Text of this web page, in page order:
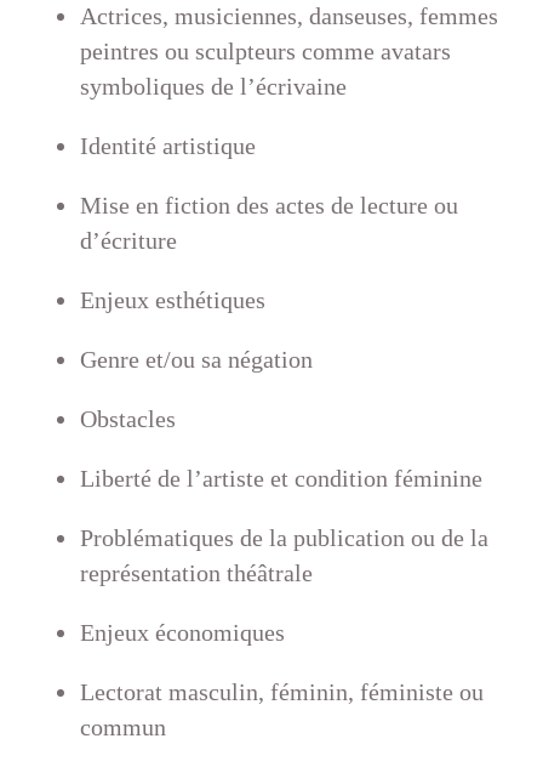
Actrices, musiciennes, danseuses, femmes
peintres ou sculpteurs comme avatars
symboliques de l’écrivaine
Identité artistique
Mise en fiction des actes de lecture ou
d’écriture
Enjeux esthétiques
Genre et/ou sa négation
Obstacles
Liberté de l’artiste et condition féminine
Problématiques de la publication ou de la
représentation théâtrale
Enjeux économiques
Lectorat masculin, féminin, féministe ou
commun